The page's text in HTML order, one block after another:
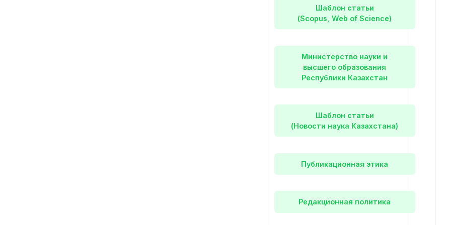
Шаблон статьи
(Scopus, Web of Science)
Министерство науки и
высшего образования
Республики Казахстан
Шаблон статьи
(Новости наука Казахстана)
Публикационная этика
Редакционная политика